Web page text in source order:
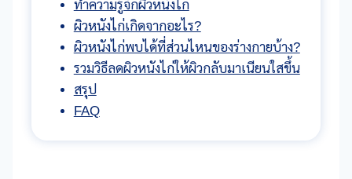
ทำความรู้จักผิวหนังไก่
ผิวหนังไก่เกิดจากอะไร?
ผิวหนังไก่พบได้ที่ส่วนไหนของร่างกายบ้าง?
รวมวิธีลดผิวหนังไก่ให้ผิวกลับมาเนียนใสขึ้น
สรุป
FAQ